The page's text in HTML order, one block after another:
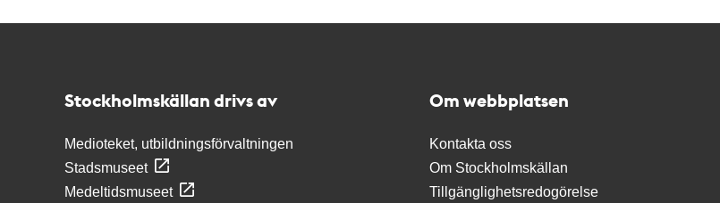
Stockholmskällan drivs av
Medioteket, utbildningsförvaltningen
Stadsmuseet
Medeltidsmuseet
Om webbplatsen
Kontakta oss
Om Stockholmskällan
Tillgänglighetsredogörelse